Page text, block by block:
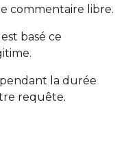
commentaire libre.
basé ce
la durée
requête.